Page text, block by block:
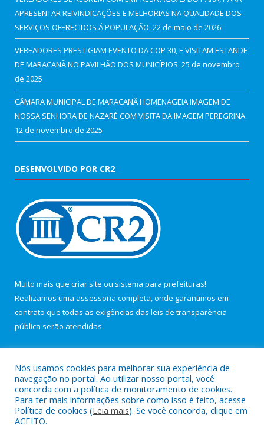
APRESENTAR REIVINDICAÇÕES E MELHORIAS NA QUALIDADE DOS
SERVIÇOS OFERECIDOS Á POPULAÇÃO. 22 de maio de 2026
VEREADORES PRESTIGIAM EVENTO DA COP 30, E VISITAM ESTANDE
DE MARACANÃ NO PAVILHÃO DOS MUNICÍPIOS. 25 de novembro
de 2025
CÂMARA MUNICIPAL DE MARACANÃ HOMENAGEIA IMAGEM DE
NOSSA SENHORA DE NAZARÉ COM VISITA DA IMAGEM PEREGRINA.
12 de novembro de 2025
DESENVOLVIDO POR CR2
Muito mais que criar site ou sistema para prefeituras!
Realizamos uma assessoria completa, onde garantimos em
contrato que todas as exigências das leis de transparência
pública serão atendidas.
Todos os direitos reservados a Câmara Municipal de Maracanã.
Nós usamos cookies para melhorar sua experiência de
navegação no portal. Ao utilizar nosso portal, você
concorda com a política de monitoramento de cookies.
Para ter mais informações sobre como isso é feito, acesse
Política de cookies (Leia mais). Se você concorda, clique em
ACEITO.